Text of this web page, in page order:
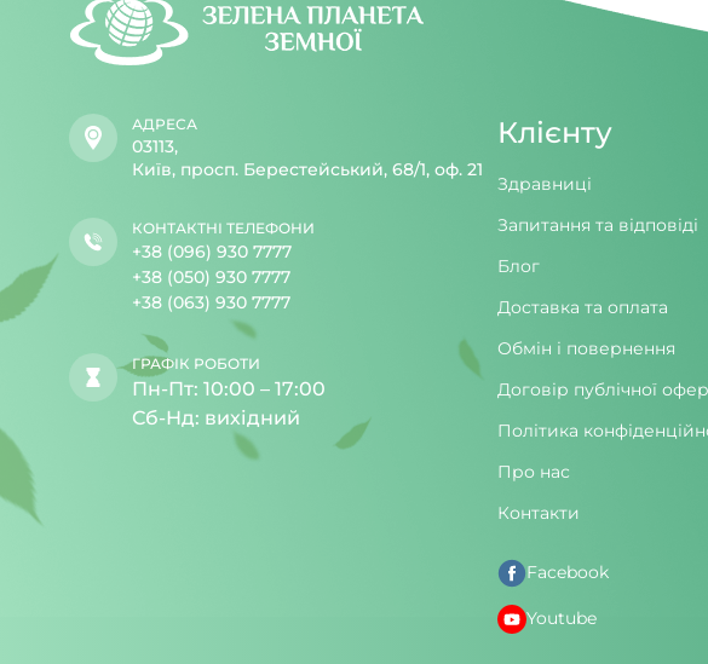
АДРЕСА
03113,
Київ, просп. Берестейський, 68/1, оф. 21
КОНТАКТНІ ТЕЛЕФОНИ
+38 (096) 930 7777
+38 (050) 930 7777
+38 (063) 930 7777
ГРАФІК РОБОТИ
Пн-Пт: 10:00 – 17:00
Сб-Нд: вихідний
Клієнту
Здравниці
Запитання та відповіді
Блог
Доставка та оплата
Обмін і повернення
Договір публічної
Політика
Про нас
Контакти
Facebook
Youtube